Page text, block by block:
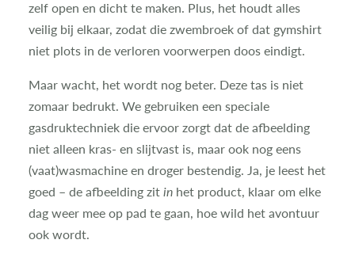
zelf open en dicht te maken. Plus, het houdt alles
veilig bij elkaar, zodat die zwembroek of dat gymshirt
niet plots in de verloren voorwerpen doos eindigt.
Maar wacht, het wordt nog beter. Deze tas is niet
zomaar bedrukt. We gebruiken een speciale
gasdruktechniek die ervoor zorgt dat de afbeelding
niet alleen kras- en slijtvast is, maar ook nog eens
(vaat)wasmachine en droger bestendig. Ja, je leest het
goed – de afbeelding zit in het product, klaar om elke
dag weer mee op pad te gaan, hoe wild het avontuur
ook wordt.